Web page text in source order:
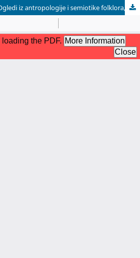
Dragana Antonijević, Ogledi iz antropologije i semiotike folklora, Srpski genealoški centar i Odeljenje za etnologiju i antropologiju, Filozofskog fakulteta u Beogradu, 2010.